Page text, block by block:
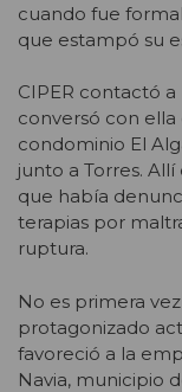
cuando fue
que estampó su
CIPER contactó
conversó con ella
condominio El
junto a Torres.
que había
terapias por
ruptura.
No es primera
protagonizado
favoreció a la
Navia, municipio